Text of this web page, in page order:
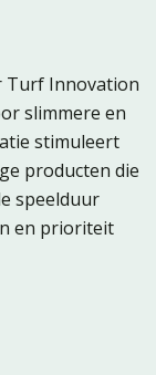
Turf Innovation
slimmere en
stimuleert
producten die
speelduur
en prioriteit